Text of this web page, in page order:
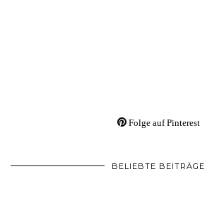
Folge auf Pinterest
BELIEBTE BEITRÄGE